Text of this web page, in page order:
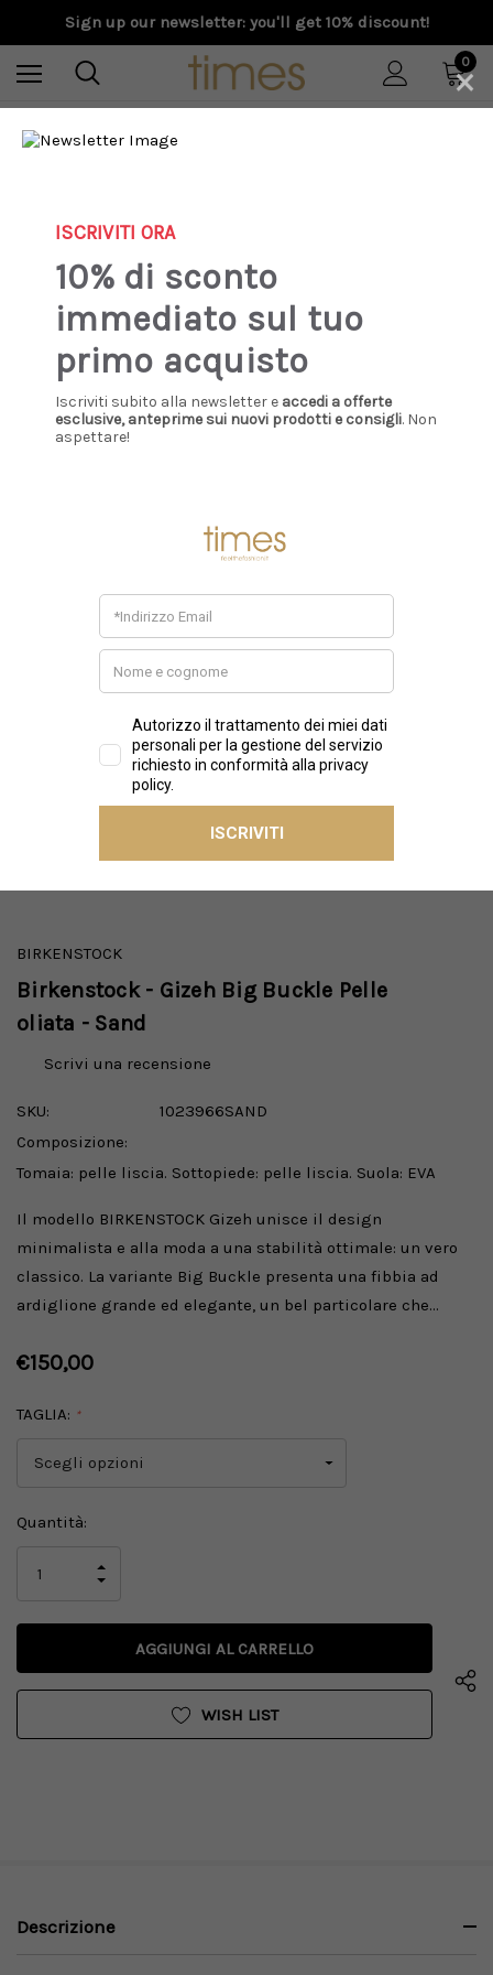
Sign up our newsletter: you'll get 10% discount!
0
Home Donna
BIRKENSTOCK
Birkenstock - Gizeh Big Buckle Pelle
oliata - Sand
Scrivi una recensione
SKU:
1023966SAND
Composizione:
Tomaia: pelle liscia. Sottopiede: pelle liscia. Suola: EVA
Il modello BIRKENSTOCK Gizeh unisce il design
minimalista e alla moda a una stabilità ottimale: un vero
classico. La variante Big Buckle presenta una fibbia ad
ardiglione grande ed elegante, un bel particolare che…
€150,00
TAGLIA: *
Disponibilità
Quantità:
QUANTITÀ
UNDEFINED
AUMENTA
DI
UNDEFINED
WISH LIST
Descrizione
×
ISCRIVITI ORA
10% di sconto
immediato sul tuo
primo acquisto
Iscriviti subito alla newsletter e accedi a offerte
esclusive, anteprime sui nuovi prodotti e consigli. Non
aspettare!